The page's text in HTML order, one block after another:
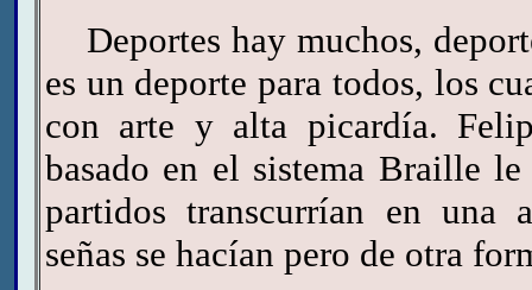
Deportes hay muchos,
es un deporte para todos, los
con arte y alta picardía.
basado en el sistema Braille
partidos transcurrían en una
señas se hacían pero de otra